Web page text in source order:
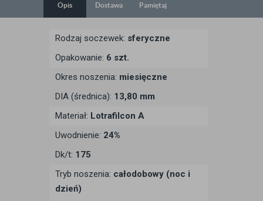
Opis Dostawa Pamiętaj
Rodzaj soczewek: sferyczne
Opakowanie: 6 szt.
Okres noszenia: miesięczne
DIA (średnica): 13,80 mm
Materiał: Lotrafilcon A
Uwodnienie: 24%
Dk/t: 175
Tryb noszenia: całodobowy (noc i
dzień)